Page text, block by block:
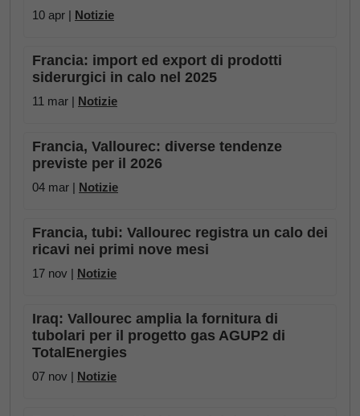
10 apr | Notizie
Francia: import ed export di prodotti
siderurgici in calo nel 2025
11 mar | Notizie
Francia, Vallourec: diverse tendenze
previste per il 2026
04 mar | Notizie
Francia, tubi: Vallourec registra un calo dei
ricavi nei primi nove mesi
17 nov | Notizie
Iraq: Vallourec amplia la fornitura di
tubolari per il progetto gas AGUP2 di
TotalEnergies
07 nov | Notizie